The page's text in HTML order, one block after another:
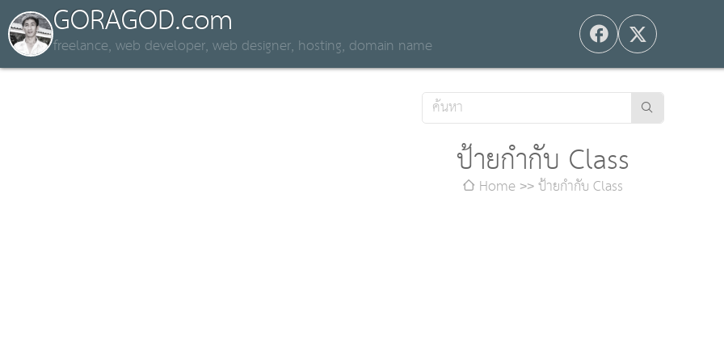
GORAGOD.com
freelance, web developer, web designer, hosting, domain name
ป้ายกำกับ Class
Home ป้ายกำกับ Class